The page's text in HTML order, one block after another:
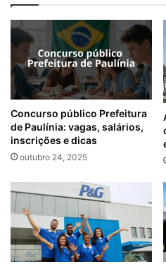
Concurso público Prefeitura
de Paulínia: vagas, salários,
inscrições e dicas
outubro 24, 2025